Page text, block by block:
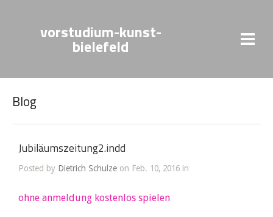
vorstudium-kunst-
bielefeld
Blog
Jubiläumszeitung2.indd
Posted by Dietrich Schulze on Feb. 10, 2016 in
ohne anmeldung kostenlos spielen